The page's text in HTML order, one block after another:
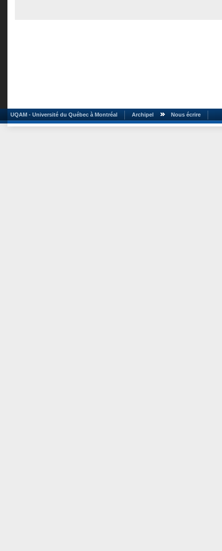
UQAM - Université du Québec à Montréal Archipel Nous écrire